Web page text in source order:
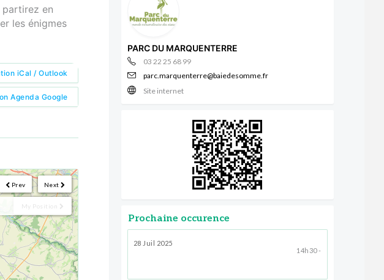
partirez en
les énigmes
Agenda Google
iCal / Outlook
Next
Prev
My Position
PARC DU MARQUENTERRE
03 22 25 68 99
parc.marquenterre@baiedesomme.fr
Site internet
Prochaine occurence
28 Juil 2025
14h30 -